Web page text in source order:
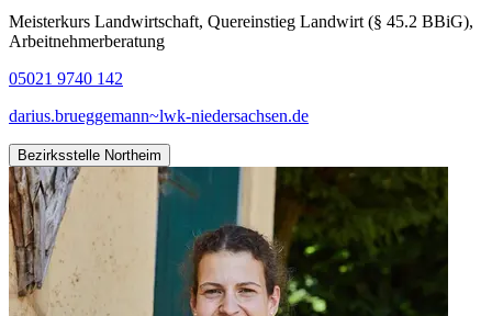
Meisterkurs Landwirtschaft, Quereinstieg Landwirt (§ 45.2 BBiG),
Arbeitnehmerberatung
05021 9740 142
darius.brueggemann~lwk-niedersachsen.de
Bezirksstelle Northeim